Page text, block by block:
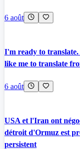
6 août
I'm ready to
like me to translate
6 août
USA et l'Iran ont
détroit d'Ormuz est
persistent